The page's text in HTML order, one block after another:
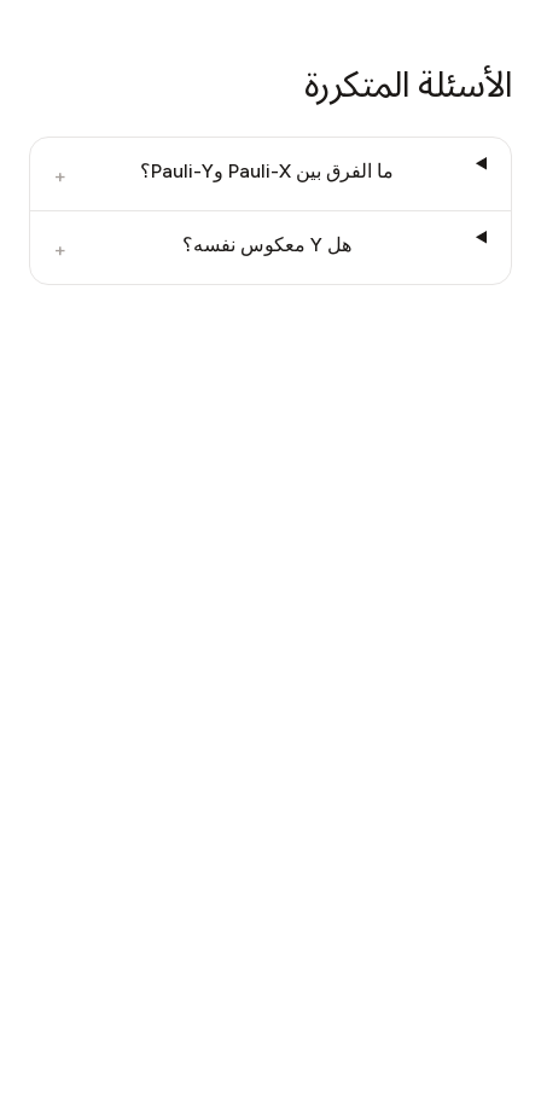
الأسئلة المتكررة
ما الفرق بين Pauli-X وPauli-Y؟ +
هل Y معكوس نفسه؟ +